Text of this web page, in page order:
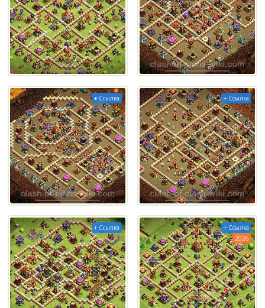
+ Ссылка + Ссылка
+ Ссылка
+ Ссылка
2026